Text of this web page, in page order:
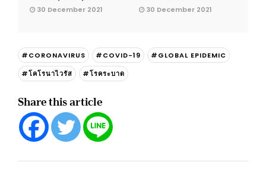
30 December 2021 30 December 2021
#CORONAVIRUS #COVID-19
#GLOBAL EPIDEMIC
#โคโรนาไวรัส
#โรคระบาด
Share this article